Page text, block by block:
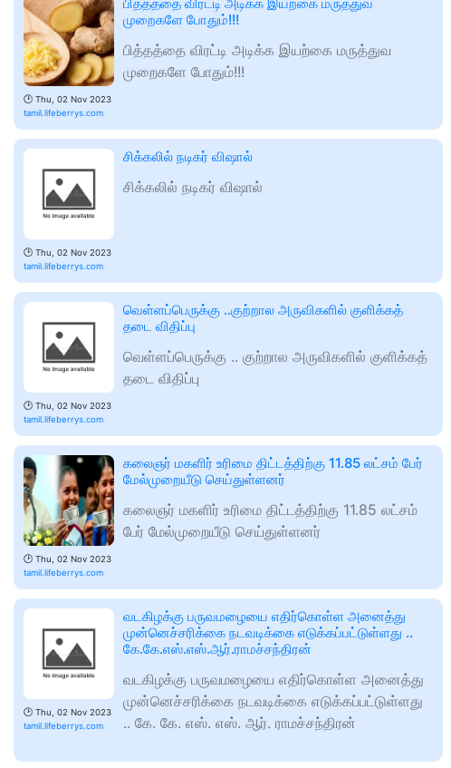
🕑 Thu, 02 Nov 2023
tamil.lifeberrys.com
முறைகளே போதும்!!!
பித்தத்தை விரட்டி அடிக்க இயற்கை மருத்துவ
முறைகளே போதும்!!!
🕑 Thu, 02 Nov 2023
tamil.lifeberrys.com
சிக்கலில் நடிகர் விஷால்
சிக்கலில் நடிகர் விஷால்
🕑 Thu, 02 Nov 2023
tamil.lifeberrys.com
வெள்ளப்பெருக்கு ..குற்றால அருவிகளில் குளிக்கத்
தடை விதிப்பு
வெள்ளப்பெருக்கு .. குற்றால அருவிகளில் குளிக்கத்
தடை விதிப்பு
🕑 Thu, 02 Nov 2023
tamil.lifeberrys.com
கலைஞர் மகளிர் உரிமை திட்டத்திற்கு 11.85 லட்சம் பேர்
மேல்முறையீடு செய்துள்ளனர்
கலைஞர் மகளிர் உரிமை திட்டத்திற்கு 11.85 லட்சம்
பேர் மேல்முறையீடு செய்துள்ளனர்
🕑 Thu, 02 Nov 2023
tamil.lifeberrys.com
வடகிழக்கு பருவமழையை எதிர்கொள்ள அனைத்து
முன்னெச்சரிக்கை நடவடிக்கை எடுக்கப்பட்டுள்ளது ..
கே.கே.எஸ்.எஸ்.ஆர்.ராமச்சந்திரன்
வடகிழக்கு பருவமழையை எதிர்கொள்ள அனைத்து
முன்னெச்சரிக்கை நடவடிக்கை எடுக்கப்பட்டுள்ளது
.. கே. கே. எஸ். எஸ். ஆர். ராமச்சந்திரன்